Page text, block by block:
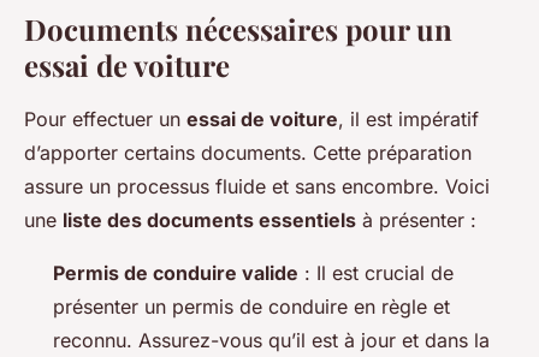
Documents nécessaires pour un
essai de voiture
Pour effectuer un essai de voiture, il est impératif
d’apporter certains documents. Cette préparation
assure un processus fluide et sans encombre. Voici
une liste des documents essentiels à présenter :
Permis de conduire valide : Il est crucial de
présenter un permis de conduire en règle et
reconnu. Assurez-vous qu’il est à jour et dans la